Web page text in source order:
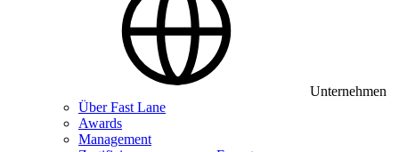
Unternehmen
Über Fast Lane
Awards
Management